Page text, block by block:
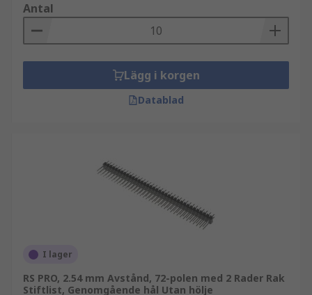
Antal
Lägg i korgen
Datablad
I lager
RS PRO, 2.54 mm Avstånd, 72-polen med 2 Rader Rak
Stiftlist, Genomgående hål Utan hölje